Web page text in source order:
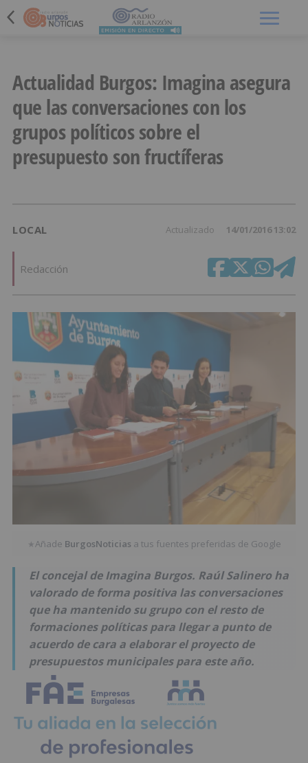
Actualidad Burgos: Imagina asegura
que las conversaciones con los
grupos políticos sobre el
presupuesto son fructíferas
LOCAL Actualizado 14/01/2016 13:02
Redacción
★Añade BurgosNoticias a tus fuentes preferidas de Google
El concejal de Imagina Burgos. Raúl Salinero ha
valorado de forma positiva las conversaciones
que ha mantenido su grupo con el resto de
formaciones políticas para llegar a punto de
acuerdo de cara a elaborar el proyecto de
presupuestos municipales para este año.